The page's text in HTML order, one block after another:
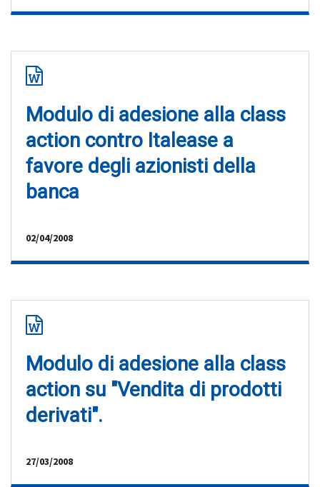
Modulo di adesione alla class
action contro Italease a
favore degli azionisti della
banca
02/04/2008
Modulo di adesione alla class
action su "Vendita di prodotti
derivati".
27/03/2008